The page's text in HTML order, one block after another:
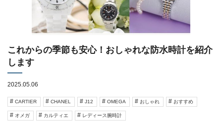
これからの季節も安心！おしゃれな防水時計を紹介
します
2025.05.06
CARTIER CHANEL J12 OMEGA おしゃれ おすすめ
オメガ カルティエ レディース腕時計